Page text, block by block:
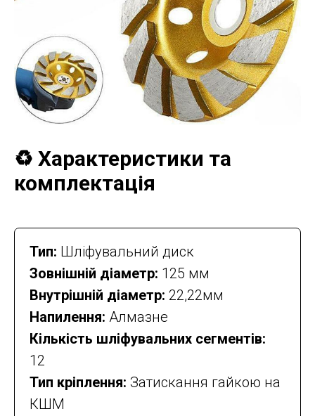
♻️ Характеристики та
комплектація
Тип: Шліфувальний диск
Зовнішній діаметр: 125 мм
Внутрішній діаметр: 22,22мм
Напилення: Алмазне
Кількість шліфувальних сегментів:
12
Тип кріплення: Затискання гайкою на
КШМ